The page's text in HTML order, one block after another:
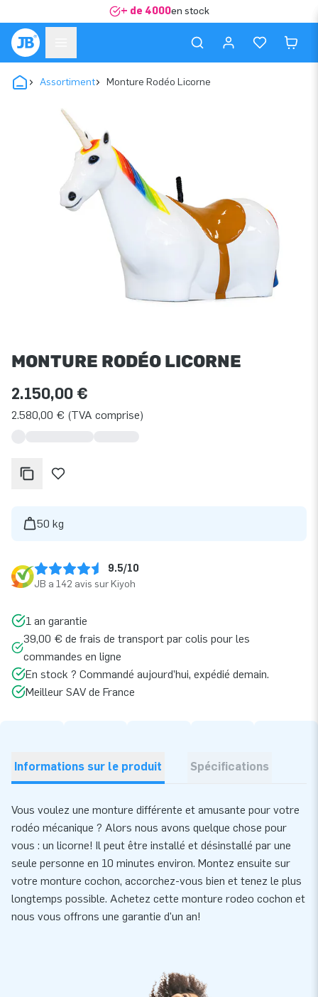
+ de 4000en stock
Assortiment Monture Rodéo Licorne
MONTURE RODÉO LICORNE
2.150,00 €
2.580,00 € (TVA comprise)
50 kg
9.5/10
JB a 142 avis sur Kiyoh
1 an garantie
39,00 € de frais de transport par colis pour les
commandes en ligne
En stock ? Commandé aujourd’hui, expédié demain.
Meilleur SAV de France
Informations sur le produit Spécifications
Vous voulez une monture différente et amusante pour votre
rodéo mécanique ? Alors nous avons quelque chose pour
vous : un licorne! Il peut être installé et désinstallé par une
seule personne en 10 minutes environ. Montez ensuite sur
votre monture cochon, accorchez-vous bien et tenez le plus
longtemps possible. Achetez cette monture rodeo cochon et
nous vous offrons une garantie d'un an!